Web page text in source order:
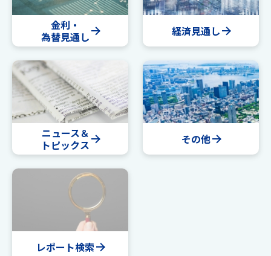
金利・
為替見通し
経済見通し
ニュース＆
トピックス
その他
レポート検索